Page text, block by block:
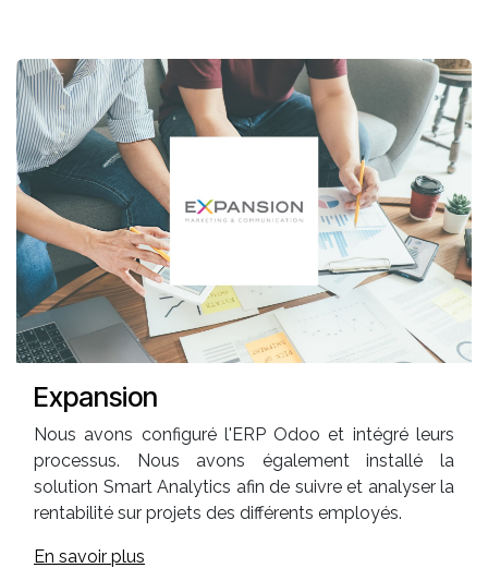
Expansion
Nous avons configuré l'ERP Odoo et intégré leurs
processus. Nous avons également installé la
solution Smart Analytics afin de suivre et analyser la
rentabilité sur projets des différents employés.
En savoir plus